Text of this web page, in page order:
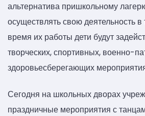
альтернатива пришкольному
осуществлять свою деятельность
время их работы дети будут
творческих, спортивных, военно-
здоровьесберегающих
Сегодня на школьных дворах
праздничные мероприятия с